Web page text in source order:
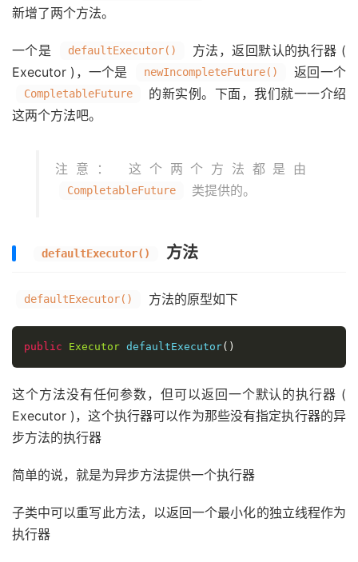
新增了两个方法。
一个是 defaultExecutor()
方法，返回默认的执行器 (
Executor )，一个是
newIncompleteFuture() 返回一个
CompletableFuture
的新实例。下面，我们就一一介绍
这两个方法吧。
注意： 这个两个方法都是由
CompletableFuture 类提供的。
defaultExecutor() 方法
defaultExecutor() 方法的原型如下
public Executor defaultExecutor()
这个方法没有任何参数，但可以返回一个默认的执行器 (
Executor )，这个执行器可以作为那些没有指定执行器的异
步方法的执行器
简单的说，就是为异步方法提供一个执行器
子类中可以重写此方法，以返回一个最小化的独立线程作为
执行器